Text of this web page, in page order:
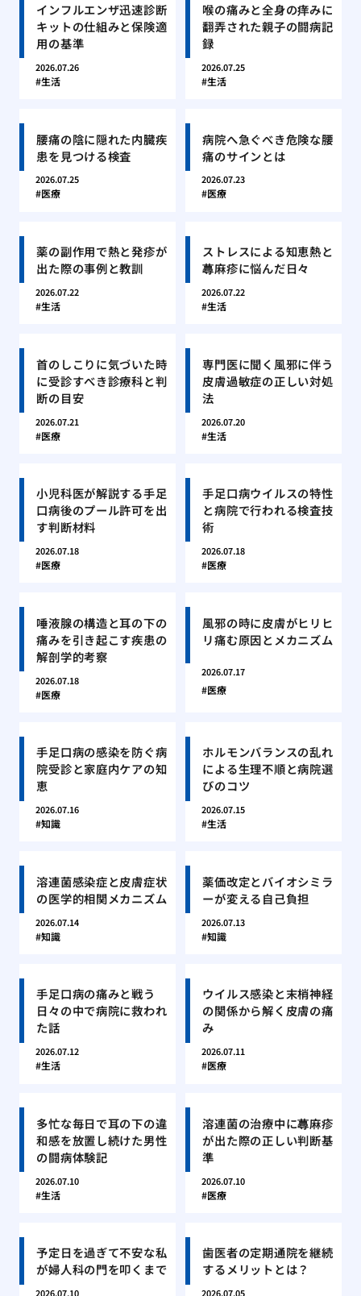
インフルエンザ迅速診断
キットの仕組みと保険適
用の基準
2026.07.26
生活
喉の痛みと全身の痒みに
翻弄された親子の闘病記
録
2026.07.25
生活
腰痛の陰に隠れた内臓疾
患を見つける検査
2026.07.25
医療
病院へ急ぐべき危険な腰
痛のサインとは
2026.07.23
医療
薬の副作用で熱と発疹が
出た際の事例と教訓
2026.07.22
生活
ストレスによる知恵熱と
蕁麻疹に悩んだ日々
2026.07.22
生活
首のしこりに気づいた時
に受診すべき診療科と判
断の目安
2026.07.21
医療
専門医に聞く風邪に伴う
皮膚過敏症の正しい対処
法
2026.07.20
生活
小児科医が解説する手足
口病後のプール許可を出
す判断材料
2026.07.18
医療
手足口病ウイルスの特性
と病院で行われる検査技
術
2026.07.18
医療
唾液腺の構造と耳の下の
痛みを引き起こす疾患の
解剖学的考察
2026.07.18
医療
風邪の時に皮膚がヒリヒ
リ痛む原因とメカニズム
2026.07.17
医療
手足口病の感染を防ぐ病
院受診と家庭内ケアの知
恵
2026.07.16
知識
ホルモンバランスの乱れ
による生理不順と病院選
びのコツ
2026.07.15
生活
溶連菌感染症と皮膚症状
の医学的相関メカニズム
2026.07.14
知識
薬価改定とバイオシミラ
ーが変える自己負担
2026.07.13
知識
手足口病の痛みと戦う
日々の中で病院に救われ
た話
2026.07.12
生活
ウイルス感染と末梢神経
の関係から解く皮膚の痛
み
2026.07.11
医療
多忙な毎日で耳の下の違
和感を放置し続けた男性
の闘病体験記
2026.07.10
生活
溶連菌の治療中に蕁麻疹
が出た際の正しい判断基
準
2026.07.10
医療
予定日を過ぎて不安な私
が婦人科の門を叩くまで
2026.07.10
歯医者の定期通院を継続
するメリットとは？
2026.07.05